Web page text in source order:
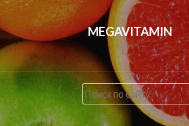
MEGAVITAMIN